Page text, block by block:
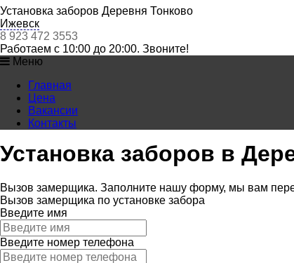
Установка заборов Деревня Тонково
Ижевск
8 923 472 3553
Работаем с 10:00 до 20:00. Звоните!
Меню
Главная
Цена
Вакансии
Контакты
Установка заборов в
Вызов замерщика. Заполните нашу форму, мы вам
Вызов замерщика по установке забора
Введите имя
Введите номер телефона